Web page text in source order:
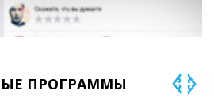
ПРОГРАММЫ